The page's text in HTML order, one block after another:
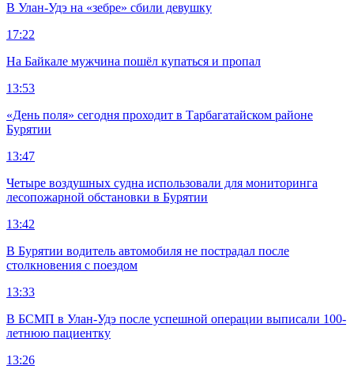
В Улан-Удэ на «зебре» сбили девушку
17:22
На Байкале мужчина пошёл купаться и пропал
13:53
«День поля» сегодня проходит в Тарбагатайском районе
Бурятии
13:47
Четыре воздушных судна использовали для мониторинга
лесопожарной обстановки в Бурятии
13:42
В Бурятии водитель автомобиля не пострадал после
столкновения с поездом
13:33
В БСМП в Улан-Удэ после успешной операции выписали 100-
летнюю пациентку
13:26